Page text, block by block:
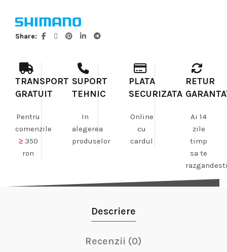
Share
TRANSPORT
GRATUIT
Pentru
comenzile
≥350
ron
SUPORT
TEHNIC
In
alegerea
produselor
PLATA
SECURIZATA
Online
cu
cardul
RETUR
Ai 14
zile
timp
sa te
Descriere
Recenzii (0)